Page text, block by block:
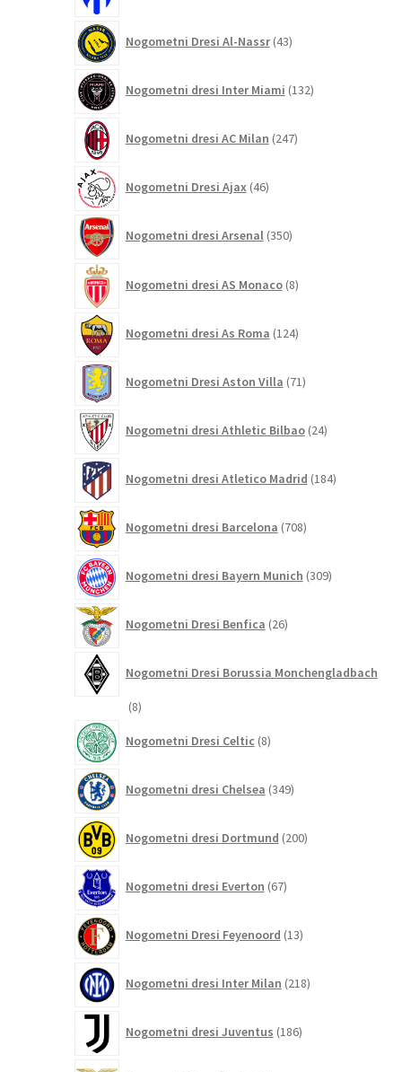
Nogometni Dresi Al-Nassr 43izdelkov
Nogometni dresi Inter Miami 132izdelkov
Nogometni dresi AC Milan 247izdelkov
Nogometni Dresi Ajax 46izdelkov
Nogometni dresi Arsenal 350izdelkov
Nogometni dresi AS Monaco 8izdelkov
Nogometni dresi As Roma 124izdelkov
Nogometni Dresi Aston Villa 71izdelkov
Nogometni dresi Athletic Bilbao 24izdelkov
Nogometni dresi Atletico Madrid 184izdelkov
Nogometni dresi Barcelona 708izdelkov
Nogometni dresi Bayern Munich 309izdelkov
Nogometni Dresi Benfica 26izdelkov
Nogometni Dresi Borussia Monchengladbach
88
Nogometni Dresi Celtic 8izdelkov
Nogometni dresi Chelsea 349izdelkov
Nogometni dresi Dortmund 200izdelkov
Nogometni dresi Everton 67izdelkov
Nogometni Dresi Feyenoord 13izdelkov
Nogometni dresi Inter Milan 218izdelkov
Nogometni dresi Juventus 186izdelkov